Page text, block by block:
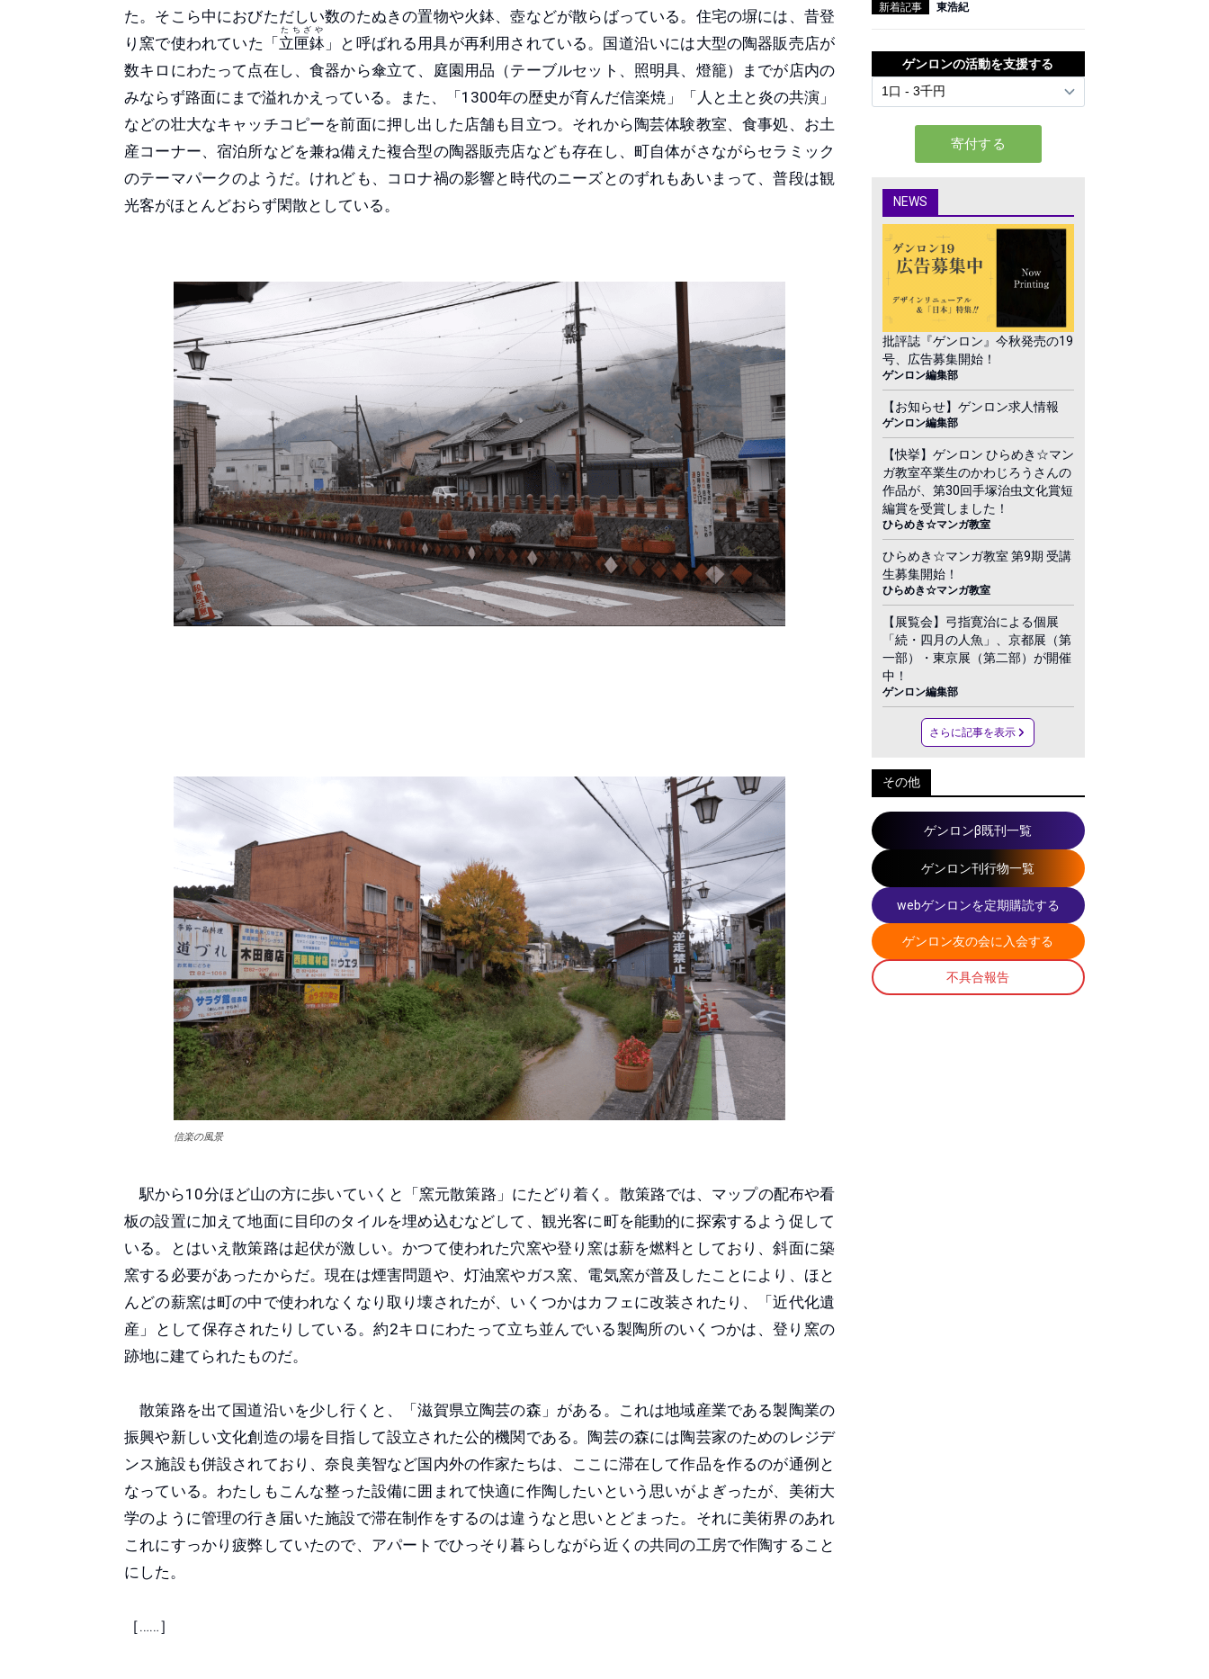
た。そこら中におびただしい数のたぬきの置物や火鉢、壺などが散らばっている。住宅の塀には、昔登
り窯で使われていた「 立匣鉢
たちざや
」と呼ばれる用具が再利用されている。国道沿いには大型の陶器販売店が
数キロにわたって点在し、食器から傘立て、庭園用品（テーブルセット、照明具、燈籠）までが店内の
みならず路面にまで溢れかえっている。また、「1300年の歴史が育んだ信楽焼」「人と土と炎の共演」
などの壮大なキャッチコピーを前面に押し出した店舗も目立つ。それから陶芸体験教室、食事処、お土
産コーナー、宿泊所などを兼ね備えた複合型の陶器販売店なども存在し、町自体がさながらセラミック
のテーマパークのようだ。けれども、コロナ禍の影響と時代のニーズとのずれもあいまって、普段は観
光客がほとんどおらず閑散としている。
信楽の風景
駅から10分ほど山の方に歩いていくと「窯元散策路」にたどり着く。散策路では、マップの配布や看
板の設置に加えて地面に目印のタイルを埋め込むなどして、観光客に町を能動的に探索するよう促して
いる。とはいえ散策路は起伏が激しい。かつて使われた穴窯や登り窯は薪を燃料としており、斜面に築
窯する必要があったからだ。現在は煙害問題や、灯油窯やガス窯、電気窯が普及したことにより、ほと
んどの薪窯は町の中で使われなくなり取り壊されたが、いくつかはカフェに改装されたり、「近代化遺
産」として保存されたりしている。約2キロにわたって立ち並んでいる製陶所のいくつかは、登り窯の
跡地に建てられたものだ。
散策路を出て国道沿いを少し行くと、「滋賀県立陶芸の森」がある。これは地域産業である製陶業の
振興や新しい文化創造の場を目指して設立された公的機関である。陶芸の森には陶芸家のためのレジデ
ンス施設も併設されており、奈良美智など国内外の作家たちは、ここに滞在して作品を作るのが通例と
なっている。わたしもこんな整った設備に囲まれて快適に作陶したいという思いがよぎったが、美術大
学のように管理の行き届いた施設で滞在制作をするのは違うなと思いとどまった。それに美術界のあれ
これにすっかり疲弊していたので、アパートでひっそり暮らしながら近くの共同の工房で作陶すること
にした。
［……］
新着記事 東浩紀
ゲンロンの活動を支援する
NEWS
批評誌『ゲンロン』今秋発売の19
号、広告募集開始！
ゲンロン編集部
【お知らせ】ゲンロン求人情報
ゲンロン編集部
【快挙】ゲンロン ひらめき☆マン
ガ教室卒業生のかわじろうさんの
作品が、第30回手塚治虫文化賞短
編賞を受賞しました！
ひらめき☆マンガ教室
ひらめき☆マンガ教室 第9期 受講
生募集開始！
ひらめき☆マンガ教室
【展覧会】弓指寛治による個展
「続・四月の人魚」、京都展（第
一部）・東京展（第二部）が開催
中！
ゲンロン編集部
さらに記事を表示
その他
ゲンロンβ既刊一覧
ゲンロン刊行物一覧
webゲンロンを定期購読する
ゲンロン友の会に入会する
不具合報告